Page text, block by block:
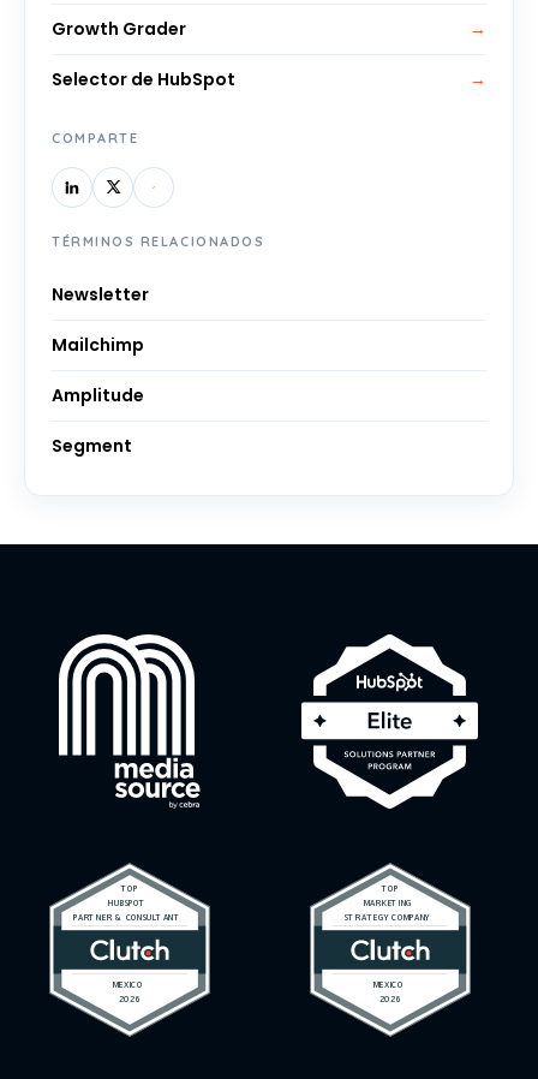
Growth Grader →
Selector de HubSpot →
COMPARTE
TÉRMINOS RELACIONADOS
Newsletter
Mailchimp
Amplitude
Segment